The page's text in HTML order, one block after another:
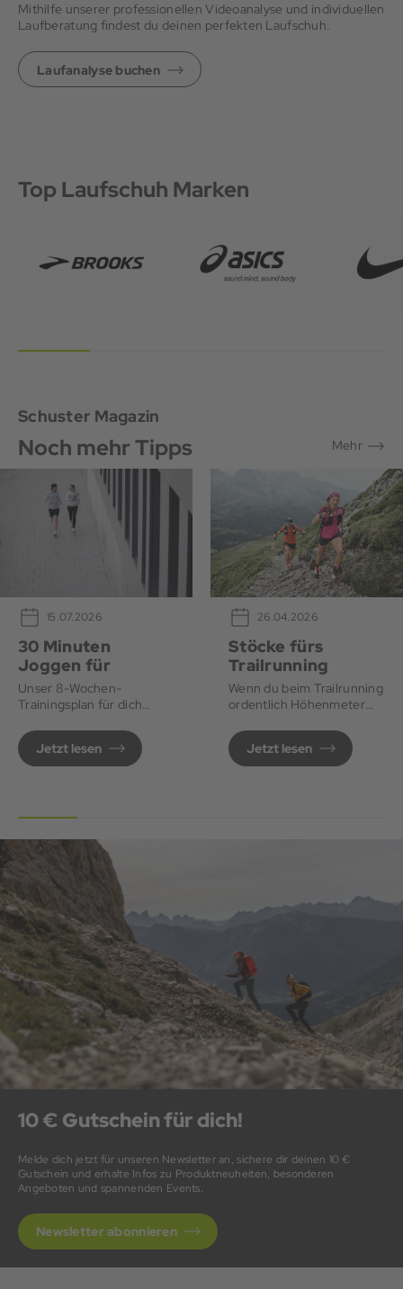
Mithilfe unserer professionellen Videoanalyse und individuellen
Laufberatung findest du deinen perfekten Laufschuh.
Laufanalyse buchen
Top Laufschuh Marken
Schuster Magazin
Noch mehr Tipps Mehr
15.07.2026
30 Minuten
Joggen für
Anfänger*innen
Unser 8-Wochen-
Trainingsplan für dich
deinem ersten 30-
Minuten-Lauf.
Jetzt lesen
26.04.2026
Stöcke fürs
Trailrunning
Wenn du beim Trailrunning
ordentlich Höhenmeter
ideal.
Jetzt lesen
10 € Gutschein für dich!
Melde dich jetzt für unseren Newsletter an, sichere dir deinen 10 €
Gutschein und erhalte Infos zu Produktneuheiten, besonderen
Angeboten und spannenden Events.
Newsletter abonnieren